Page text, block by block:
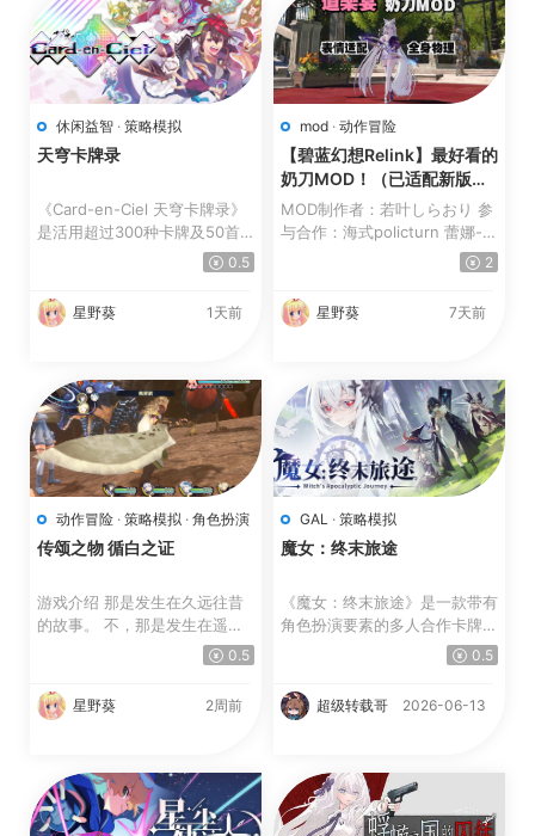
休闲益智 · 策略模拟
天穹卡牌录
《Card-en-Ciel 天穹卡牌录》
是活用超过300种卡牌及50首
歌曲来展开战斗的牌组构筑...0.5
星野葵 1天前
mod · 动作冒险
【碧蓝幻想Relink】最好看的
奶刀MOD！（已适配新版）
【更新】
MOD制作者：若叶しらおり 参
与合作：海式policturn 蕾娜-
2
星野葵 7天前
动作冒险 · 策略模拟 · 角色扮演
传颂之物 循白之证
游戏介绍 那是发生在久远往昔
的故事。 不，那是发生在遥远
0.5
星野葵 2周前
GAL · 策略模拟
魔女：终末旅途
《魔女：终末旅途》是一款带有
角色扮演要素的多人合作卡牌R
oguelite游戏，你可以自... 0.5
超级转载哥 2026-06-13